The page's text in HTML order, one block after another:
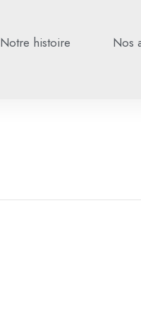
Notre histoire Nos